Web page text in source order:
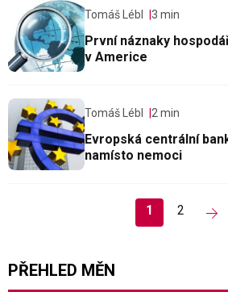
Tomáš Lébl 3 min
První náznaky
v Americe
Tomáš Lébl 2 min
Evropská centrální
namísto nemoci
1 2
PŘEHLED MĚN